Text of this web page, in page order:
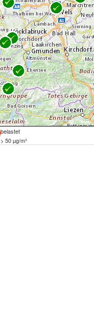
belastet
> 50 µg/m³